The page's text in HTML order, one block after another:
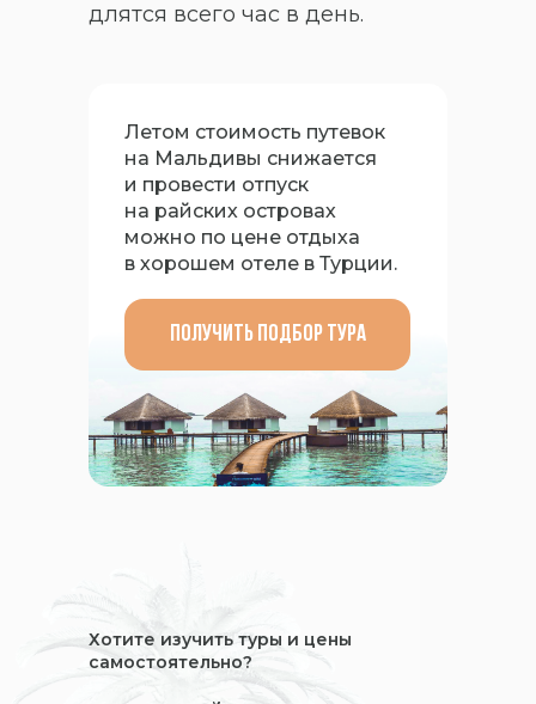
длятся всего час в день.
Летом стоимость путевок
на Мальдивы снижается
и провести отпуск
на райских островах
можно по цене отдыха
в хорошем отеле в Турции.
получить подбор тура
Хотите изучить туры и цены
самостоятельно?